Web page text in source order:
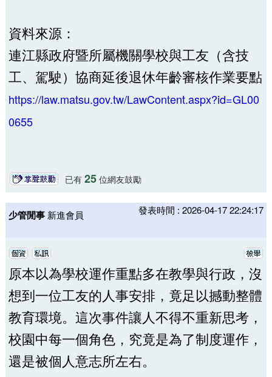
資料來源：
連江縣政府暨所屬機關學校與工友（含技
工、駕駛）協商延後退休年齡審核作業要點
https://law.matsu.gov.tw/LawContent.aspx?id=GL00
0655
已有 25位網友鼓勵
少管閒事 新進會員 發表時間 : 2026-04-17 22:24:17
原本以為學校運作重點多在教學與行政，沒
想到一位工友的人事安排，竟足以撼動整體
教育環境。這次事件讓人不得不重新思考，
校園中每一個角色，究竟是為了制度運作，
還是被個人意志所左右。